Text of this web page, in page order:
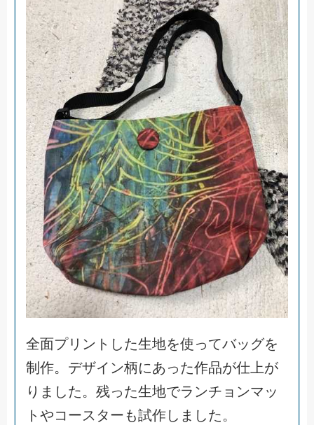
全面プリ ン ト した生地を使ってバッ グを
制 作。 デザイ ン柄にあった作品が仕 上が
り ま した。 残った生地でラ ンチ ョ ンマ ッ
ト やコ ース ターも試作し ま した。